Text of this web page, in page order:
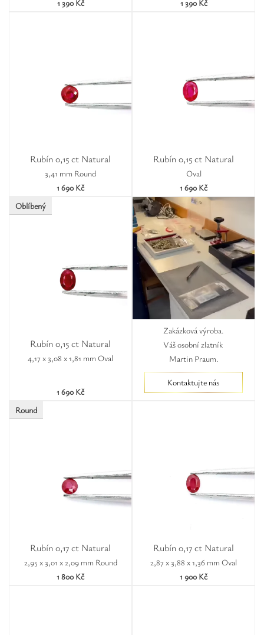
1 390 Kč
1 390 Kč
Rubín 0,15 ct Natural
3,41 mm Round
1 690 Kč
Rubín 0,15 ct Natural
Oval
1 690 Kč
Rubín 0,15 ct Natural
4,17 x 3,08 x 1,81 mm Oval
Oblíbený
1 690 Kč
Zakázková výroba.
Váš osobní zlatník
Martin Praum.
Kontaktujte nás
Rubín 0,17 ct Natural
2,95 x 3,01 x 2,09 mm Round
Round
1 800 Kč
Rubín 0,17 ct Natural
2,87 x 3,88 x 1,36 mm Oval
1 900 Kč